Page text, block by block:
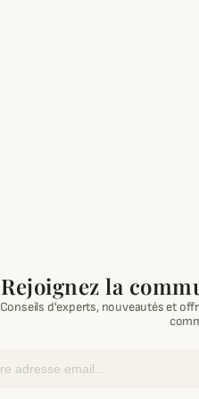
Rejoignez la
Conseils d'experts, nouveautés et